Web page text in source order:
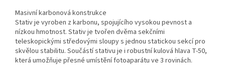
Masivní karbonová konstrukce
Stativ je vyroben z karbonu, spojujícího vysokou pevnost a
nízkou hmotnost. Stativ je tvořen dvěma sekčními
teleskopickými středovými sloupy s jednou statickou sekcí pro
skvělou stabilitu. Součástí stativu je i robustní kulová hlava T-50,
která umožňuje přesné umístění fotoaparátu ve 3 rovinách.